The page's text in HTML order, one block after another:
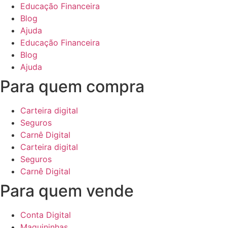
Educação Financeira
Blog
Ajuda
Educação Financeira
Blog
Ajuda
Para quem compra
Carteira digital
Seguros
Carnê Digital
Carteira digital
Seguros
Carnê Digital
Para quem vende
Conta Digital